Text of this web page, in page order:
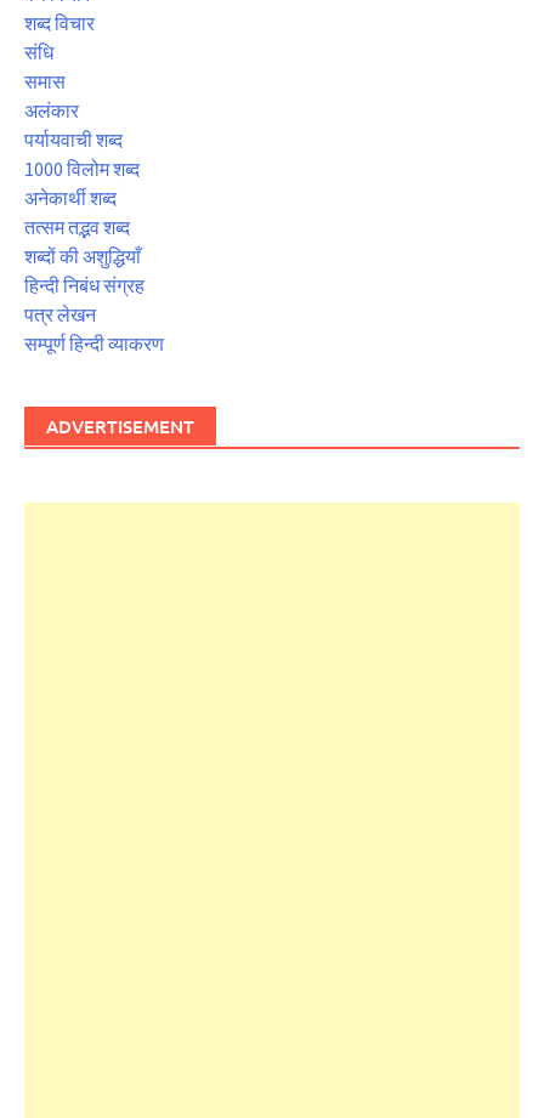
शब्द विचार
संधि
समास
अलंकार
पर्यायवाची शब्द
1000 विलोम शब्द
अनेकार्थी शब्द
तत्सम तद्भव शब्द
शब्दों की अशुद्धियाँ
हिन्दी निबंध संग्रह
पत्र लेखन
सम्पूर्ण हिन्दी व्याकरण
ADVERTISEMENT